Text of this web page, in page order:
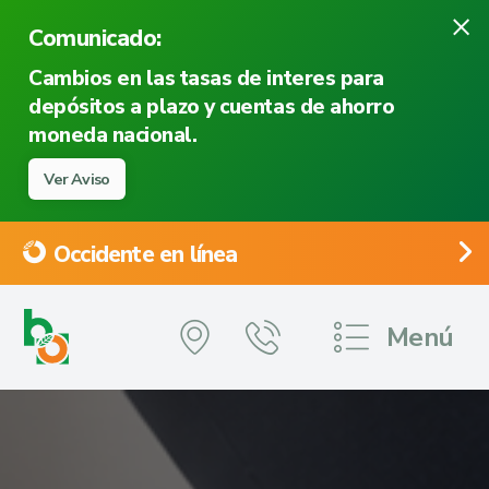
×
Comunicado:
Cambios en las tasas de interes para
depósitos a plazo y cuentas de ahorro
moneda nacional.
Ver Aviso
Occidente en línea
Menú